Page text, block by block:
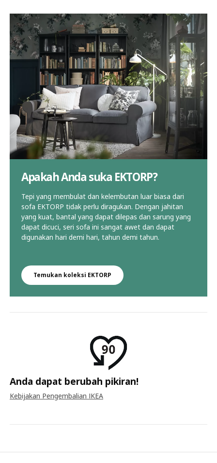
Apakah Anda suka EKTORP?
Tepi yang membulat dan kelembutan luar biasa dari
sofa EKTORP tidak perlu diragukan. Dengan jahitan
yang kuat, bantal yang dapat dilepas dan sarung yang
dapat dicuci, seri sofa ini sangat awet dan dapat
digunakan hari demi hari, tahun demi tahun.
Temukan koleksi EKTORP
Anda dapat berubah pikiran!
Kebijakan Pengembalian IKEA